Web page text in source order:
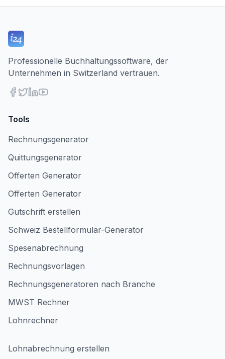
Professionelle Buchhaltungssoftware, der
Unternehmen in Switzerland vertrauen.
Tools
Rechnungsgenerator
Quittungsgenerator
Offerten Generator
Offerten Generator
Gutschrift erstellen
Schweiz Bestellformular-Generator
Spesenabrechnung
Rechnungsvorlagen
Rechnungsgeneratoren nach Branche
MWST Rechner
Lohnrechner
Lohnabrechnung erstellen